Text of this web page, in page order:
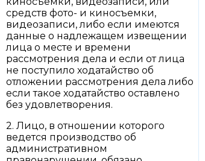
средств фото- и киносъемки,
видеозаписи, либо если имеются
данные о надлежащем извещении
лица о месте и времени
рассмотрения дела и если от лица
не поступило ходатайство об
отложении рассмотрения дела либо
если такое ходатайство оставлено
без удовлетворения.
2. Лицо, в отношении которого
ведется производство об
административном